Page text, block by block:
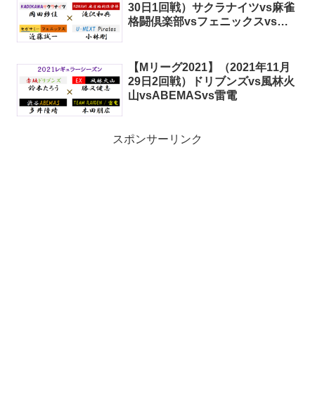
30日1回戦）サクラナイツvs麻雀
格闘倶楽部vsフェニックスvsパ
【Mリーグ2021】（2021年11月
29日2回戦）ドリブンズvs風林火
山vsABEMASvs雷電
スポンサーリンク